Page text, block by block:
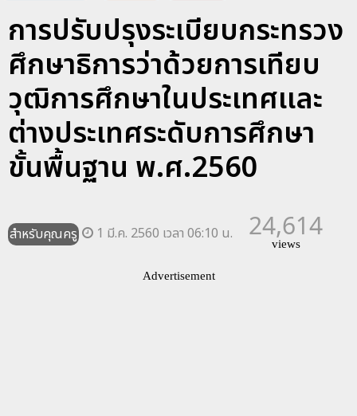
การปรับปรุงระเบียบกระทรวง
ศึกษาธิการว่าด้วยการเทียบ
วุฒิการศึกษาในประเทศเเละ
ต่างประเทศระดับการศึกษา
ขั้นพื้นฐาน พ.ศ.2560
สำหรับคุณครู 1 มี.ค. 2560 เวลา 06:10 น. 24,614
views
Advertisement